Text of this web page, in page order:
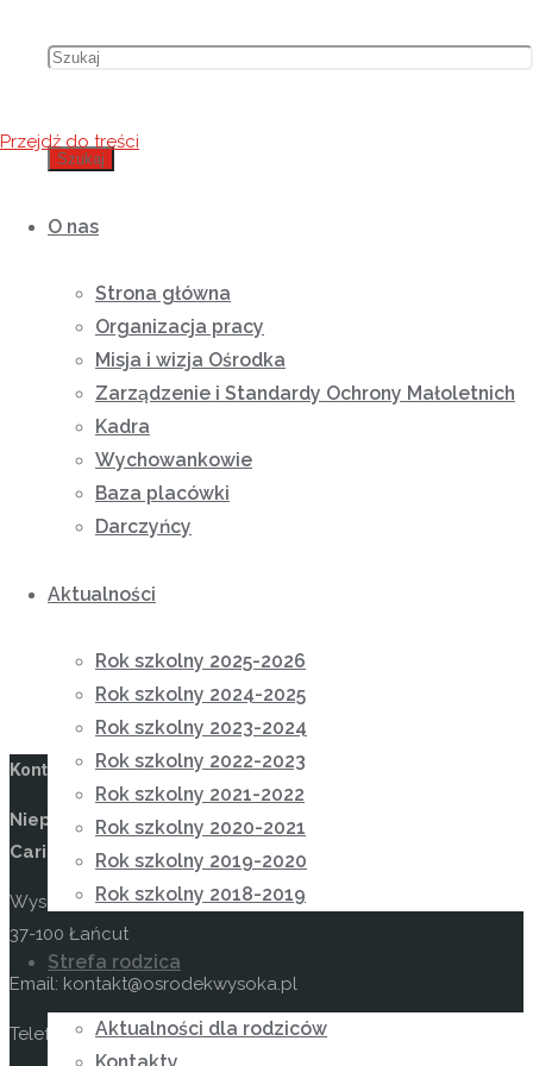
Szukaj
Przejdź do treści
O nas
Strona główna
Organizacja pracy
Misja i wizja Ośrodka
Zarządzenie i Standardy Ochrony Małoletnich
Kadra
Wychowankowie
Baza placówki
Darczyńcy
Aktualności
Rok szkolny 2025-2026
Rok szkolny 2024-2025
Rok szkolny 2023-2024
Rok szkolny 2022-2023
Rok szkolny 2021-2022
Rok szkolny 2020-2021
Rok szkolny 2019-2020
Rok szkolny 2018-2019
Strefa rodzica
Aktualności dla rodziców
Kontakt
Niepubliczny Ośrodek Rewalidacyjno-Wychowawczy
Caritas w Wysokiej
Wysoka 49
37-100 Łańcut
Email: kontakt@osrodekwysoka.pl
Telefon: (17) 22 58 055